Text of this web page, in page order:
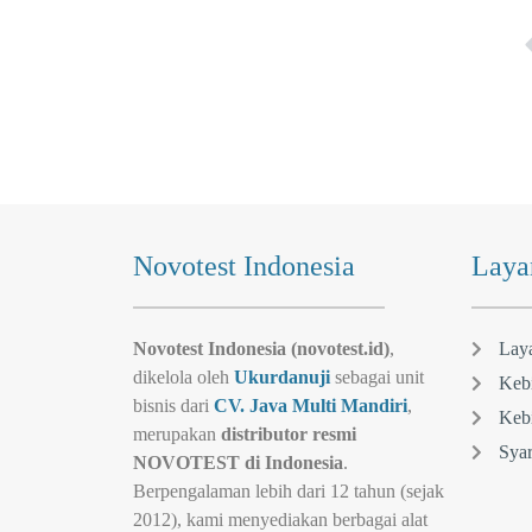
Novotest Indonesia
Novotest Indonesia (novotest.id),
dikelola oleh Ukurdanuji sebagai unit
bisnis dari CV. Java Multi Mandiri,
merupakan distributor resmi
NOVOTEST di Indonesia.
Berpengalaman lebih dari 12 tahun (sejak
2012), kami menyediakan berbagai alat